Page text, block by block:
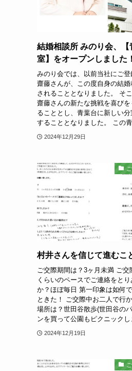
結婚相談所 みのり会、【
室】をオープンしました！
みのり会では、以前当社にご
齋藤さんが、この度自身の結
されることとなりました。 そこ
齋藤さんの新たな挑戦を喜び
ることとし、青葉台に新しい
することとなりました。 この青
2024年12月29日
村井さんを信じて進むこ
ご交際期間は？3ヶ月未満 ご交
くらいのペースでご連絡をと
か？ほぼ毎日 第一印象は如何
ときた！ ご交際中お二人で行
場所は？世田谷散歩(世田谷の
ンを買って公園もピクニックし
2024年12月19日